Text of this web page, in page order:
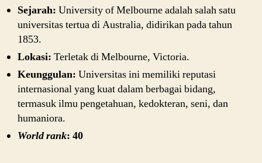
Sejarah: University of Melbourne adalah salah satu
universitas tertua di Australia, didirikan pada tahun
1853.
Lokasi: Terletak di Melbourne, Victoria.
Keunggulan: Universitas ini memiliki reputasi
internasional yang kuat dalam berbagai bidang,
termasuk ilmu pengetahuan, kedokteran, seni, dan
humaniora.
World rank: 40